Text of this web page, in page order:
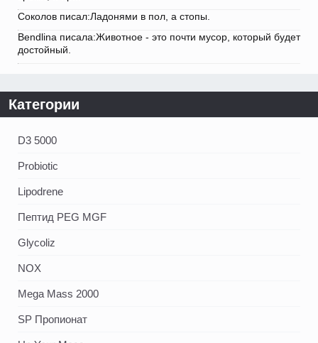
Соколов писал:Ладонями в пол, а стопы.
Bendlina писала:Животное - это почти мусор, который будет
достойный.
Категории
D3 5000
Probiotic
Lipodrene
Пептид PEG MGF
Glycoliz
NOX
Mega Mass 2000
SP Пропионат